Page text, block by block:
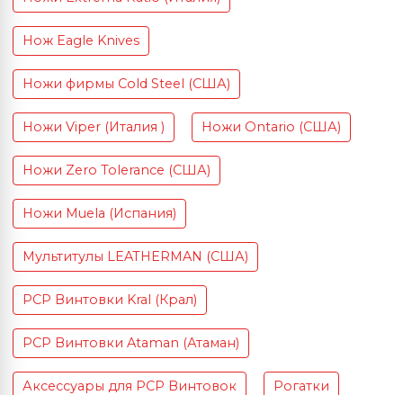
Нож Eagle Knives
Ножи фирмы Cold Steel (США)
Ножи Viper (Италия ) Ножи Ontario (США)
Ножи Zero Tolerance (США)
Ножи Muela (Испания)
Мультитулы LEATHERMAN (США)
PCP Винтовки Kral (Крал)
PCP Винтовки Ataman (Атаман)
Аксессуары для PCP Винтовок Рогатки